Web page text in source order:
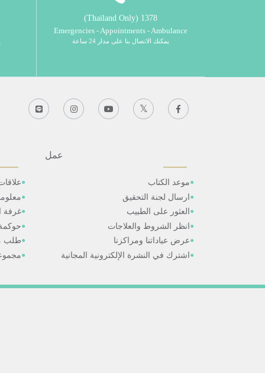
1378 (Thailand Only)
Emergencies - Appointments - Ambulance
يمكنك الاتصال بنا على مدار 24 ساعة
عمل
موعد الكتاب
ارسال لجنة التحقيق
العثور على الطبيب
انظر الشروط والعلاجات
عرض عياداتنا ومراكزنا
اشترك في النشرة الإلكترونية المجانية
غرفة
طلب